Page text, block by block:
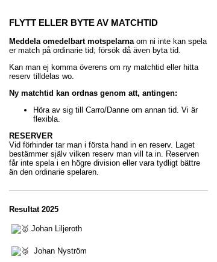
FLYTT ELLER BYTE AV MATCHTID
Meddela omedelbart motspelarna om ni inte kan spela
er match på ordinarie tid; försök då även byta tid.
Kan man ej komma överens om ny matchtid eller hitta
reserv tilldelas wo.
Ny matchtid kan ordnas genom att, antingen:
Höra av sig till Carro/Danne om annan tid. Vi är
flexibla.
RESERVER
Vid förhinder tar man i första hand in en reserv. Laget
bestämmer själv vilken reserv man vill ta in. Reserven
får inte spela i en högre division eller vara tydligt bättre
än den ordinarie spelaren.
Resultat 2025
Johan Liljeroth
Johan Nyström